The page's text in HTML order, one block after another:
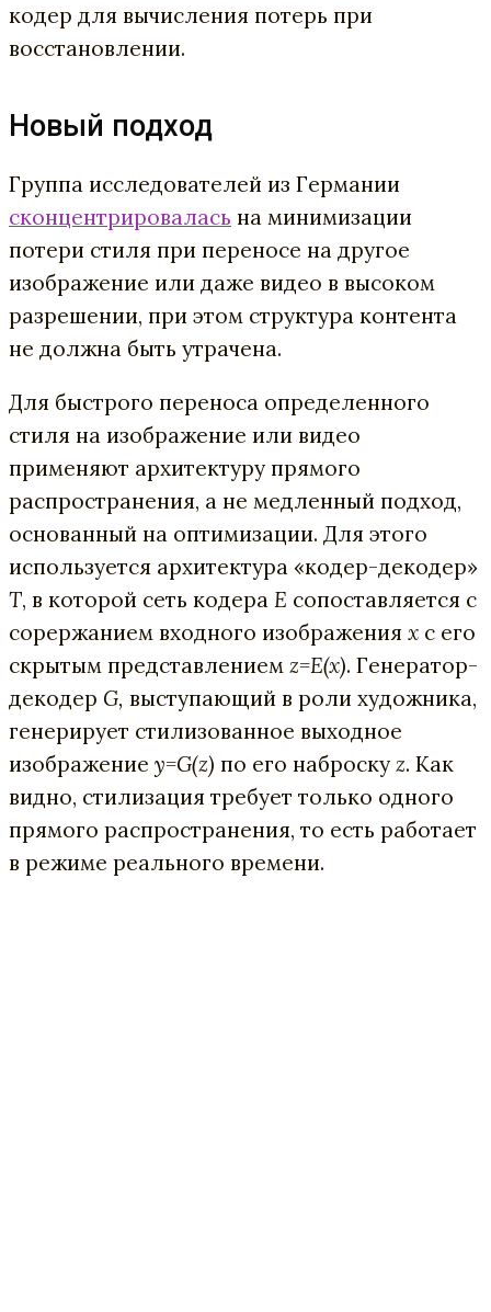
кодер для вычисления потерь при
восстановлении.
Новый подход
Группа исследователей из Германии
сконцентрировалась на минимизации
потери стиля при переносе на другое
изображение или даже видео в высоком
разрешении, при этом структура контента
не должна быть утрачена.
Для быстрого переноса определенного
стиля на изображение или видео
применяют архитектуру прямого
распространения, а не медленный подход,
основанный на оптимизации. Для этого
используется архитектура «кодер-декодер»
T, в которой сеть кодера E сопоставляется с
сорержанием входного изображения x с его
скрытым представлением z=E(x). Генератор-
декодер G, выступающий в роли художника,
генерирует стилизованное выходное
изображение y=G(z) по его наброску z. Как
видно, стилизация требует только одного
прямого распространения, то есть работает
в режиме реального времени.